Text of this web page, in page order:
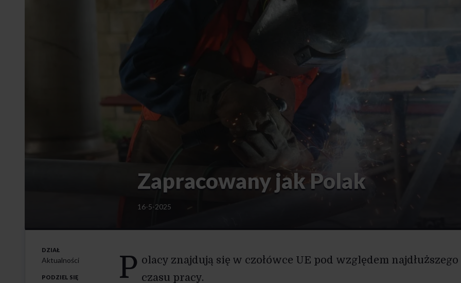
Zapracowany jak Polak
16-5-2025
P olacy znajdują się w czołówce UE pod względem najdłuższego
czasu pracy.
DZIAŁ
Aktualności
PODZIEL SIĘ